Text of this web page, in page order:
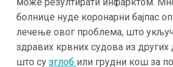
болнице нуде коронарни бајпас
лечење овог проблема, што
здравих крвних судова из других
што су зглоб или грудни кош за